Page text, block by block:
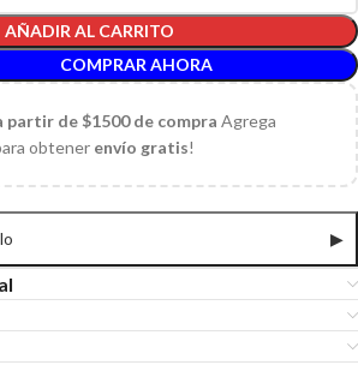
AÑADIR AL CARRITO
COMPRAR AHORA
partir de $1500 de compra Agrega
obtener envío gratis!
▶